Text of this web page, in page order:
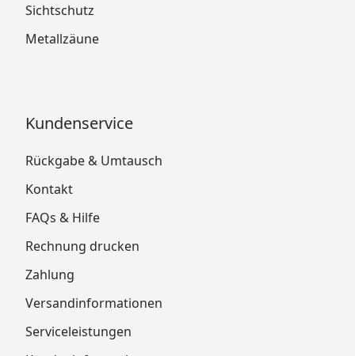
Sichtschutz
Metallzäune
Kundenservice
Rückgabe & Umtausch
Kontakt
FAQs & Hilfe
Rechnung drucken
Zahlung
Versandinformationen
Serviceleistungen